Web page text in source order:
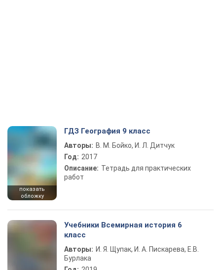
показать
обложку
ГДЗ География 9 класс
Авторы: В. М. Бойко, И. Л. Дитчук
Год: 2017
Описание: Тетрадь для практических
работ
Учебники Всемирная история 6
класс
Авторы: И. Я. Щупак, И. А. Пискарева, Е.В.
Бурлака